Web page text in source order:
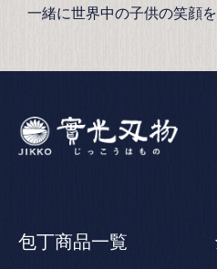
一緒に世界中の子供の笑顔
包丁商品一覧